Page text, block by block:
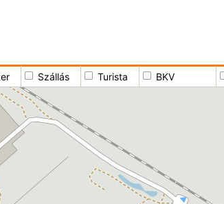
Szállás Turista BKV